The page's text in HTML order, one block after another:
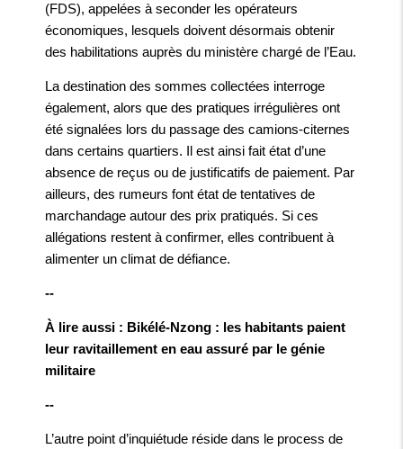
(FDS), appelées à seconder les opérateurs
économiques, lesquels doivent désormais obtenir
des habilitations auprès du ministère chargé de l’Eau.
La destination des sommes collectées interroge
également, alors que des pratiques irrégulières ont
été signalées lors du passage des camions-citernes
dans certains quartiers. Il est ainsi fait état d’une
absence de reçus ou de justificatifs de paiement. Par
ailleurs, des rumeurs font état de tentatives de
marchandage autour des prix pratiqués. Si ces
allégations restent à confirmer, elles contribuent à
alimenter un climat de défiance.
--
À lire aussi : Bikélé-Nzong : les habitants paient
leur ravitaillement en eau assuré par le génie
militaire
--
L’autre point d’inquiétude réside dans le process de